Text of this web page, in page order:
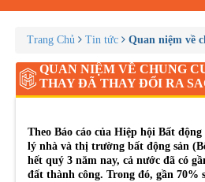
Trang Chủ Tin tức Quan niệm về
QUAN NIỆM VỀ CHUNG
THAY ĐÃ THAY ĐỔI RA
Theo Báo cáo của Hiệp hội Bất
lý nhà và thị trường bất động sản
hết quý 3 năm nay, cả nước đã có
đất thành công. Trong đó, gần 70%